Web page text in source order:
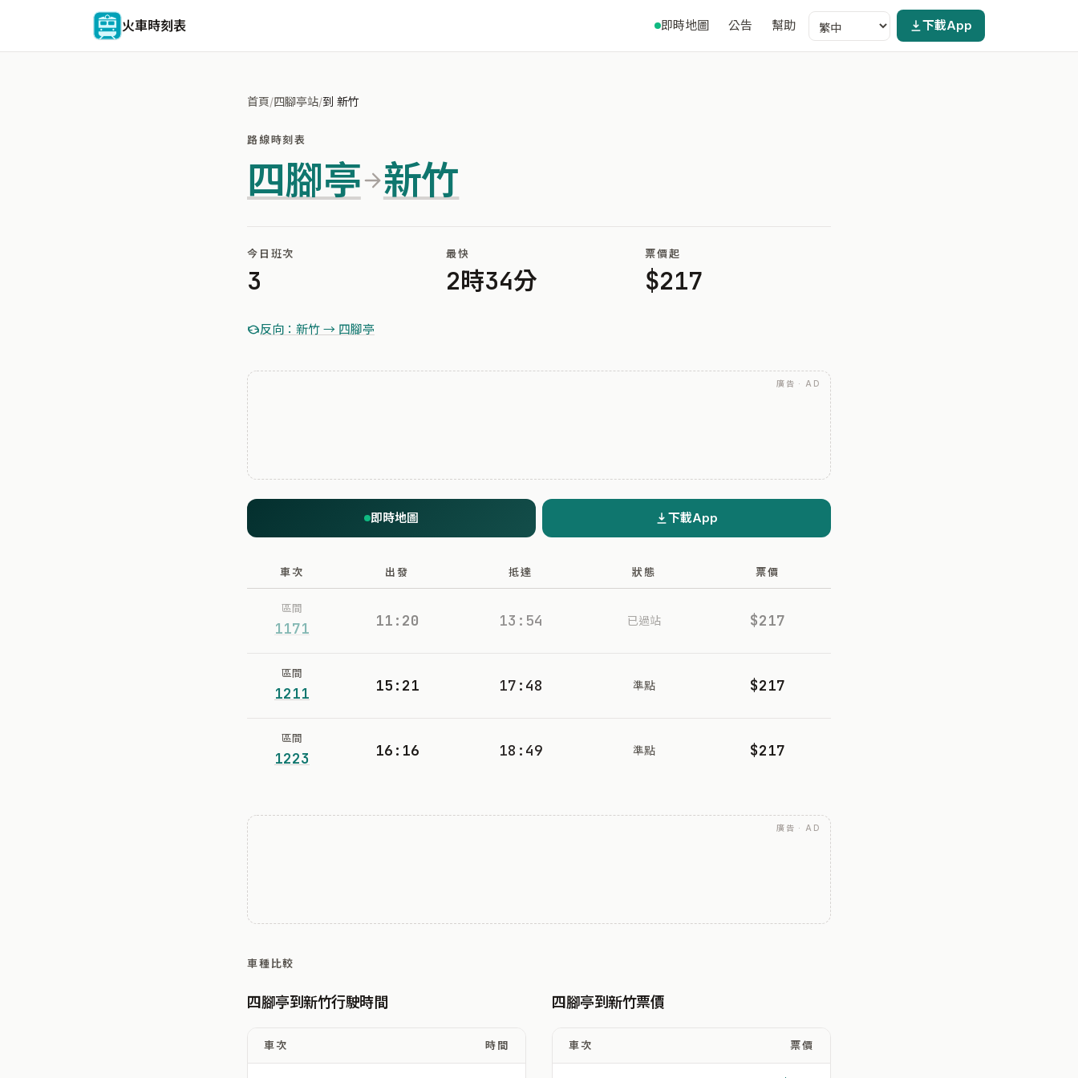
火車時刻表 即時地圖 公告 幫助 下載App
首頁/四腳亭站/到 新竹
路線時刻表
四腳亭 新竹
今日班次
3
最快
2時34分
票價起
$217
反向：新竹 → 四腳亭
廣告 · AD
即時地圖 下載App
車次 出發 抵達 狀態 票價
區間
1171 11:20 13:54 已過站 $217
區間
1211 15:21 17:48 準點 $217
區間
1223 16:16 18:49 準點 $217
廣告 · AD
車種比較
四腳亭到新竹行駛時間
車次 時間
四腳亭到新竹票價
車次 票價